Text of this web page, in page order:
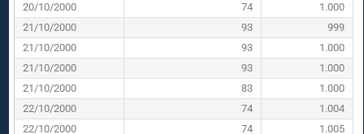
20/10/2000
74
1.000
21/10/2000
93
999
21/10/2000
93
1.000
21/10/2000
93
1.000
21/10/2000
83
1.000
22/10/2000
74
1.004
22/10/2000
74
1.005